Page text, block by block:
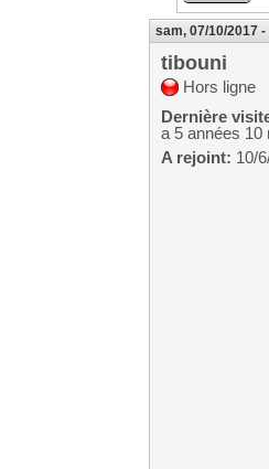
sam, 07/10/2017 -
tibouni
Hors ligne
Dernière
a 5 années 10
A rejoint: 10/